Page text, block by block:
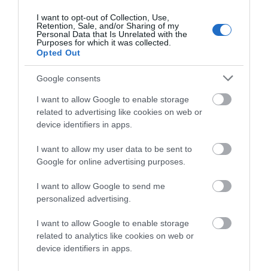
I want to opt-out of Collection, Use,
Retention, Sale, and/or Sharing of my
Personal Data that Is Unrelated with the
Purposes for which it was collected.
Opted Out
Google consents
I want to allow Google to enable storage
related to advertising like cookies on web or
device identifiers in apps.
I want to allow my user data to be sent to
Google for online advertising purposes.
I want to allow Google to send me
personalized advertising.
I want to allow Google to enable storage
related to analytics like cookies on web or
device identifiers in apps.
Πρόσφατα Άρθρα
μπαρκάρει…
Η νεολαία της Άνδρου είναι
ευκαιρίες για να φανεί.
Η Φιλαρμονική του
Μουσικού Συλλόγου
Άνδρου τίμησε τον
μοναδικό Γιώργο Κατσαρό